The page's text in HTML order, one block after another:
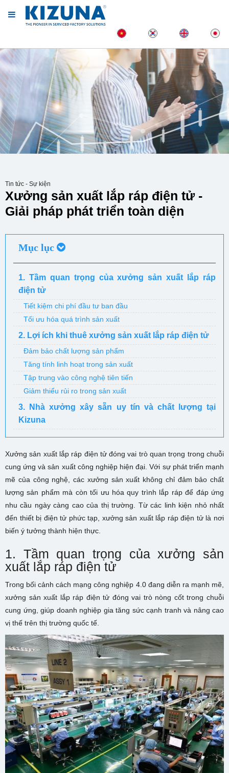
Tin tức - Sự kiện
Xưởng sản xuất lắp ráp điện tử -
Giải pháp phát triển toàn diện
Mục lục
1. Tầm quan trọng của xưởng sản xuất lắp ráp
điện tử
Tiết kiệm chi phí đầu tư ban đầu
Tối ưu hóa quá trình sản xuất
2. Lợi ích khi thuê xưởng sản xuất lắp ráp điện tử
Đảm bảo chất lượng sản phẩm
Tăng tính linh hoạt trong sản xuất
Tập trung vào công nghệ tiên tiến
Giảm thiểu rủi ro trong sản xuất
3. Nhà xưởng xây sẵn uy tín và chất lượng tại
Kizuna
Xưởng sản xuất lắp ráp điện tử đóng vai trò quan trọng trong chuỗi
cung ứng và sản xuất công nghiệp hiện đại. Với sự phát triển mạnh
mẽ của công nghệ, các xưởng sản xuất không chỉ đảm bảo chất
lượng sản phẩm mà còn tối ưu hóa quy trình lắp ráp để đáp ứng
nhu cầu ngày càng cao của thị trường. Từ các linh kiện nhỏ nhất
đến thiết bị điện tử phức tạp, xưởng sản xuất lắp ráp điện tử là nơi
biến ý tưởng thành hiện thực.
1. Tầm quan trọng của xưởng sản
xuất lắp ráp điện tử
Trong bối cảnh cách mạng công nghiệp 4.0 đang diễn ra mạnh mẽ,
xưởng sản xuất lắp ráp điện tử đóng vai trò nòng cốt trong chuỗi
cung ứng, giúp doanh nghiệp gia tăng sức cạnh tranh và nâng cao
vị thế trên thị trường quốc tế.